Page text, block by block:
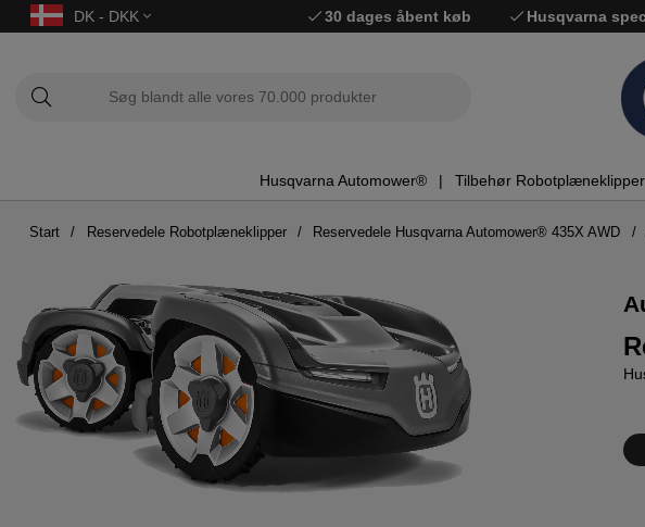
DK - DKK 30 dages åbent køb Husqvarna
Husqvarna Automower® Tilbehør Robotplæneklipper
Start Reservedele Robotplæneklipper Reservedele Husqvarna Automower® 435X AWD